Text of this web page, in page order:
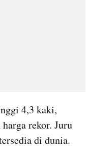
4,3 kaki,
rekor. Juru
di dunia.